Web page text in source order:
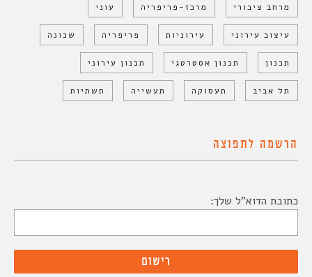
מרחב ציבורי מרכז-פריפריה עוני
עיצוב עירוני עירוניות פריפריה שכונה
תכנון תכנון אסטרטגי תכנון עירוני
תל אביב תעסוקה תעשייה תשתיות
הרשמה לתפוצה
כתובת הדוא"ל שלך: